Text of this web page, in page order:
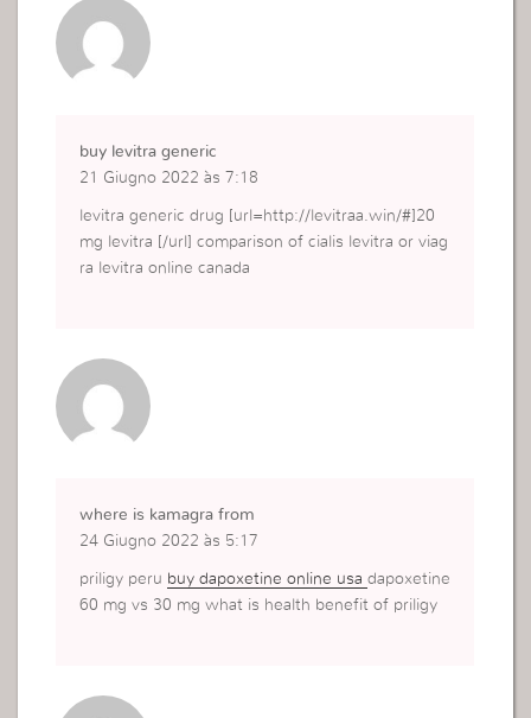
buy levitra generic
21 Giugno 2022 às 7:18
levitra generic drug [url=http://levitraa.win/#]20
mg levitra [/url] comparison of cialis levitra or viag
ra levitra online canada
where is kamagra from
24 Giugno 2022 às 5:17
priligy peru buy dapoxetine online usadapoxetine
60 mg vs 30 mg what is health benefit of priligy